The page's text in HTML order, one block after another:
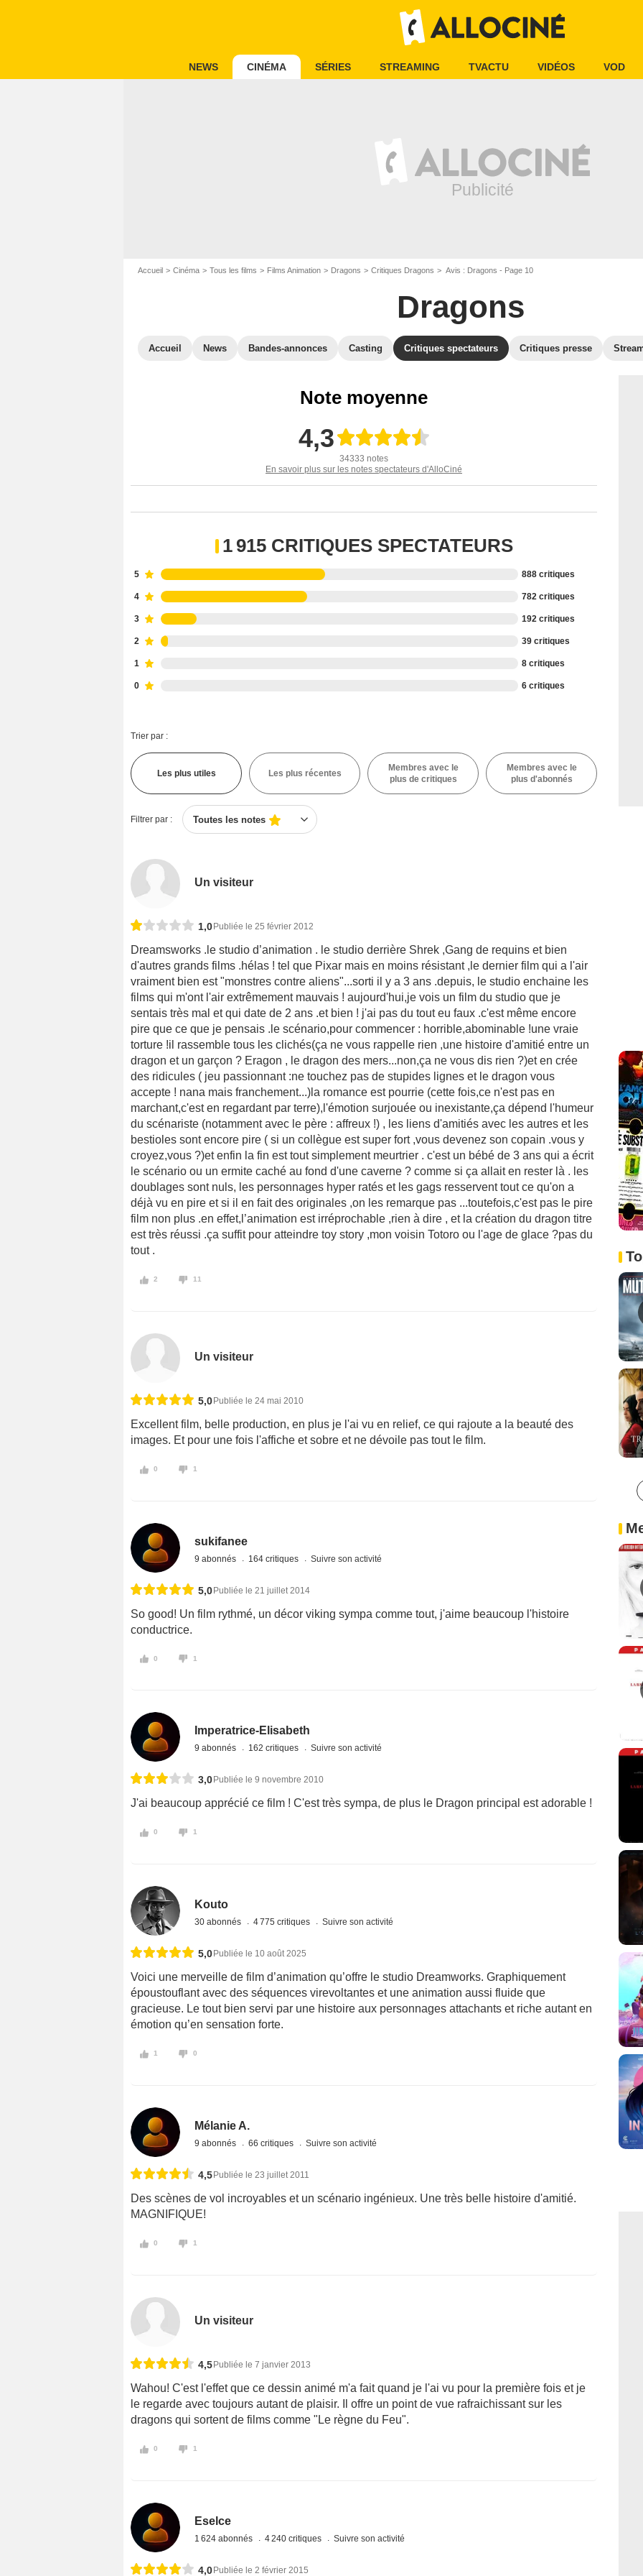
NEWS CINÉMA SÉRIES STREAMING TVACTU VIDÉOS VOD
Accueil Cinéma Tous les films Films Animation Dragons Critiques Dragons Avis : Dragons - Page 10
Dragons
Accueil News Bandes-annonces Casting Critiques spectateurs Critiques presse
Note moyenne
4,3
34333 notes
En savoir plus sur les notes spectateurs d'AlloCiné
1 915 CRITIQUES SPECTATEURS
5 888 critiques
4 782 critiques
3 192 critiques
2 39 critiques
1 8 critiques
0 6 critiques
Trier par :
Les plus utiles Les plus récentes
Membres avec le
plus de critiques
Membres avec le
plus d'abonnés
Filtrer par : Toutes les notes
Un visiteur
1,0 Publiée le 25 février 2012
Dreamsworks .le studio d’animation . le studio derrière Shrek ,Gang de requins et bien
d'autres grands films .hélas ! tel que Pixar mais en moins résistant ,le dernier film qui a l'air
vraiment bien est "monstres contre aliens"...sorti il y a 3 ans .depuis, le studio enchaine les
films qui m'ont l'air extrêmement mauvais ! aujourd'hui,je vois un film du studio que je
sentais très mal et qui date de 2 ans .et bien ! j'ai pas du tout eu faux .c'est même encore
pire que ce que je pensais .le scénario,pour commencer : horrible,abominable !une vraie
torture !il rassemble tous les clichés(ça ne vous rappelle rien ,une histoire d'amitié entre un
dragon et un garçon ? Eragon , le dragon des mers...non,ça ne vous dis rien ?)et en crée
des ridicules ( jeu passionnant :ne touchez pas de stupides lignes et le dragon vous
accepte ! nana mais franchement...)la romance est pourrie (cette fois,ce n'est pas en
marchant,c'est en regardant par terre),l'émotion surjouée ou inexistante,ça dépend l'humeur
du scénariste (notamment avec le père : affreux !) , les liens d'amitiés avec les autres et les
bestioles sont encore pire ( si un collègue est super fort ,vous devenez son copain .vous y
croyez,vous ?)et enfin la fin est tout simplement meurtrier . c'est un bébé de 3 ans qui a écrit
le scénario ou un ermite caché au fond d'une caverne ? comme si ça allait en rester là . les
doublages sont nuls, les personnages hyper ratés et les gags resservent tout ce qu'on a
déjà vu en pire et si il en fait des originales ,on les remarque pas ...toutefois,c'est pas le pire
film non plus .en effet,l’animation est irréprochable ,rien à dire , et la création du dragon titre
est très réussi .ça suffit pour atteindre toy story ,mon voisin Totoro ou l'age de glace ?pas du
tout .
2 11
Un visiteur
5,0Publiée le 24 mai 2010
Excellent film, belle production, en plus je l'ai vu en relief, ce qui rajoute a la beauté des
images. Et pour une fois l'affiche et sobre et ne dévoile pas tout le film.
0 1
sukifanee
9 abonnés 164 critiques Suivre son activité
5,0Publiée le 21 juillet 2014
So good! Un film rythmé, un décor viking sympa comme tout, j'aime beaucoup l'histoire
conductrice.
0 1
Imperatrice-Elisabeth
9 abonnés 162 critiques Suivre son activité
3,0 Publiée le 9 novembre 2010
J'ai beaucoup apprécié ce film ! C'est très sympa, de plus le Dragon principal est adorable !
0 1
Kouto
30 abonnés 4 775 critiques Suivre son activité
5,0 Publiée le 10 août 2025
Voici une merveille de film d’animation qu’offre le studio Dreamworks. Graphiquement
époustouflant avec des séquences virevoltantes et une animation aussi fluide que
gracieuse. Le tout bien servi par une histoire aux personnages attachants et riche autant en
émotion qu’en sensation forte.
1 0
Mélanie A.
9 abonnés 66 critiques Suivre son activité
4,5 Publiée le 23 juillet 2011
Des scènes de vol incroyables et un scénario ingénieux. Une très belle histoire d'amitié.
MAGNIFIQUE!
0 1
Un visiteur
4,5 Publiée le 7 janvier 2013
Wahou! C'est l'effet que ce dessin animé m'a fait quand je l'ai vu pour la première fois et je
le regarde avec toujours autant de plaisir. Il offre un point de vue rafraichissant sur les
dragons qui sortent de films comme "Le règne du Feu".
0 1
Eselce
1 624 abonnés 4 240 critiques Suivre son activité
4,0Publiée le 2 février 2015